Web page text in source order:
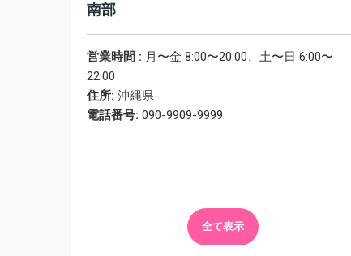
南部
営業時間 : 月〜金 8:00〜20:00、土〜日 6:00〜
22:00
住所: 沖縄県
電話番号: 090-9909-9999
全て表示